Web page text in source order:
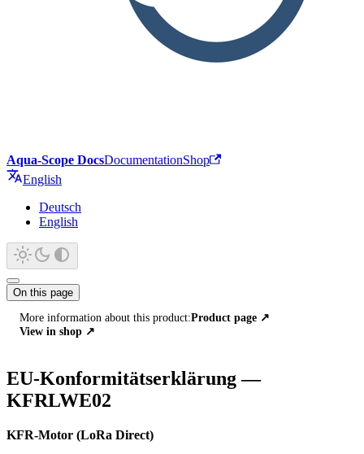
Aqua-Scope DocsDocumentationShop
English
Deutsch
English
On this page
More information about this product:Product page ↗
View in shop ↗
EU-Konformitätserklärung —
KFRLWE02
KFR-Motor (LoRa Direct)